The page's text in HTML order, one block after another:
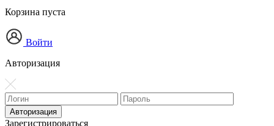
Корзина пуста
Войти
Авторизация
Зарегистрироваться